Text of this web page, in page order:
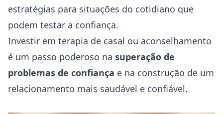
estratégias para situações do cotidiano que
podem testar a confiança.
Investir em terapia de casal ou aconselhamento
é um passo poderoso na superação de
problemas de confiança e na construção de um
relacionamento mais saudável e confiável.